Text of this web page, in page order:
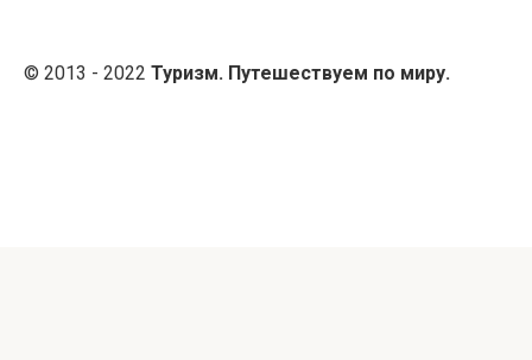
© 2013 - 2022 Туризм. Путешествуем по миру.